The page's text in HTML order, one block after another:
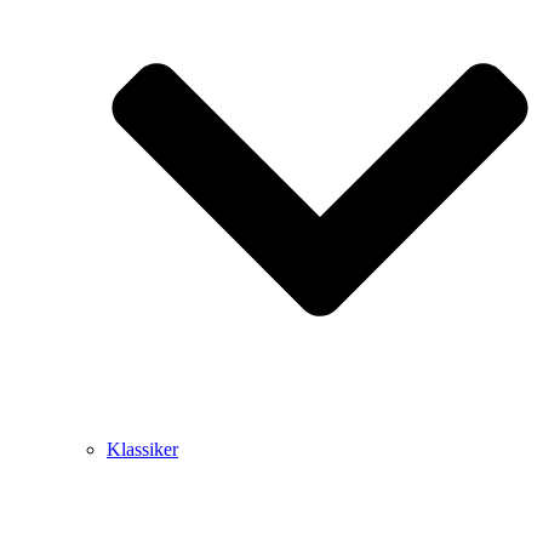
Klassiker